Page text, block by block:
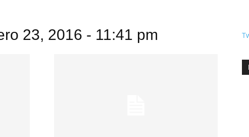
23, 2016 - 11:41 pm